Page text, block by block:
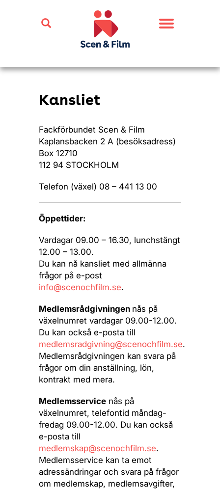
Toggle
Kansliet
Fackförbundet Scen & Film
Kaplansbacken 2 A (besöksadress)
Box 12710
112 94 STOCKHOLM
Telefon (växel) 08 – 441 13 00
Öppettider:
Vardagar 09.00 – 16.30, lunchstängt
12.00 – 13.00.
Du kan nå kansliet med allmänna
frågor på e-post
info@scenochfilm.se.
Medlemsrådgivningen nås på
växelnumret vardagar 09.00-12.00.
Du kan också e-posta till
medlemsradgivning@scenochfilm.se.
Medlemsrådgivningen kan svara på
frågor om din anställning, lön,
kontrakt med mera.
Medlemsservice nås på
växelnumret, telefontid måndag-
fredag 09.00-12.00. Du kan också
e-posta till
medlemskap@scenochfilm.se.
Medlemsservice kan ta emot
adressändringar och svara på frågor
om medlemskap, medlemsavgifter,